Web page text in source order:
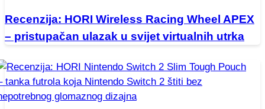
Recenzija: HORI Wireless Racing Wheel APEX
– pristupačan ulazak u svijet virtualnih utrka